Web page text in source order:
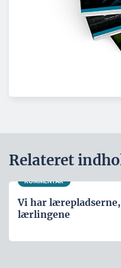
Relateret
KOMMENTAR
Vi har
lærlingene